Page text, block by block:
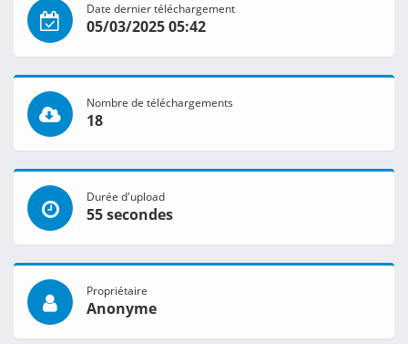
Date dernier téléchargement
05/03/2025 05:42
Nombre de téléchargements
18
Durée d'upload
55 secondes
Propriétaire
Anonyme